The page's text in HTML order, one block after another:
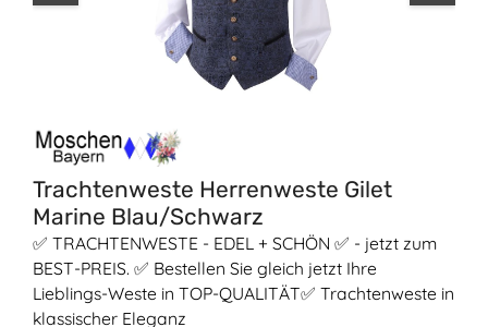
Trachtenweste Herrenweste Gilet
Marine Blau/Schwarz
✅ TRACHTENWESTE - EDEL + SCHÖN ✅ - jetzt zum
BEST-PREIS. ✅ Bestellen Sie gleich jetzt Ihre
Lieblings-Weste in TOP-QUALITÄT✅ Trachtenweste in
klassischer Eleganz